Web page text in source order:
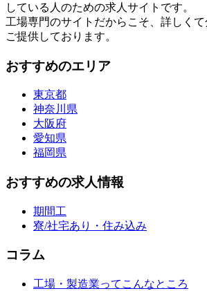
している人のための求人サイトです。
工場専門のサイトだからこそ、詳しく
ご提供しております。
おすすめのエリア
東京都
神奈川県
大阪府
愛知県
福岡県
おすすめの求人情報
期間工
寮/社宅あり・住み込み
コラム
工場・製造業ってこんなところ